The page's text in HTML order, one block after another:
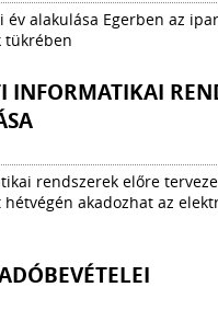
év alakulása Egerben az
tükrében
INFORMATIKAI
rendszerek előre
akadozhat az